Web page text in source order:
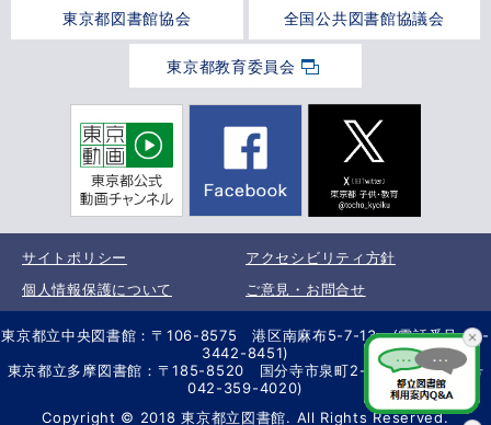
東京都図書館協会 全国公共図書館協議会
東京都教育委員会
サイトポリシー
アクセシビリティ方針
個人情報保護について
ご意見・お問合せ
東京都立中央図書館：〒106-8575 港区南麻布5-7-13 (電話番号 03-
3442-8451)
東京都立多摩図書館：〒185-8520 国分寺市泉町2-2-26 (電話番号
042-359-4020)
Copyright © 2018 東京都立図書館. All Rights Reserved.